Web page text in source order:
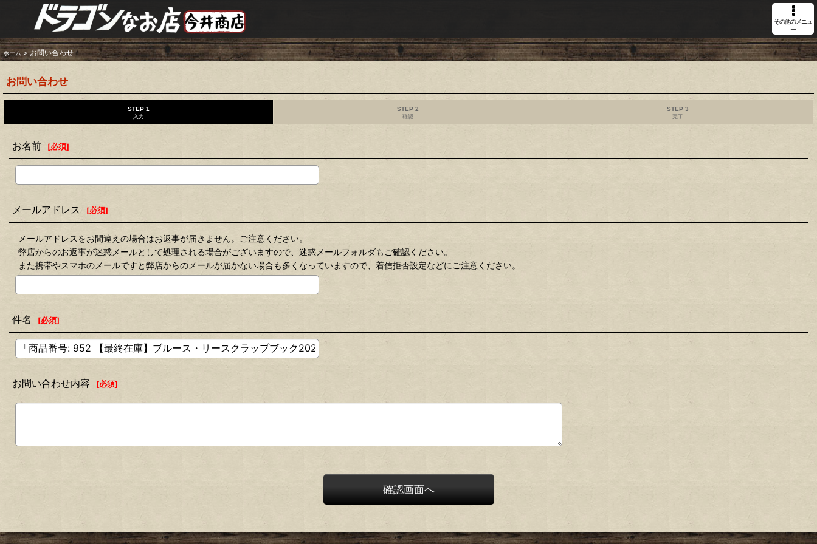
その他のメニュ
ー
ホーム > お問い合わせ
お問い合わせ
STEP 1
入力
STEP 2
確認
STEP 3
完了
お名前 [必須]
メールアドレス [必須]
メールアドレスをお間違えの場合はお返事が届きません。ご注意ください。
弊店からのお返事が迷惑メールとして処理される場合がございますので、迷惑メールフォルダもご確認ください。
また携帯やスマホのメールですと弊店からのメールが届かない場合も多くなっていますので、着信拒否設定などにご注意ください。
件名 [必須]
お問い合わせ内容 [必須]
確認画面へ